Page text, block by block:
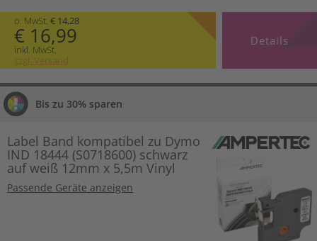
o. MwSt. € 14,28
€ 16,99
inkl. MwSt.
zzgl. Versand
Details
Bis zu 30% sparen
Label Band kompatibel zu Dymo
IND 18444 (S0718600) schwarz
auf weiß 12mm x 5,5m Vinyl
Passende Geräte anzeigen